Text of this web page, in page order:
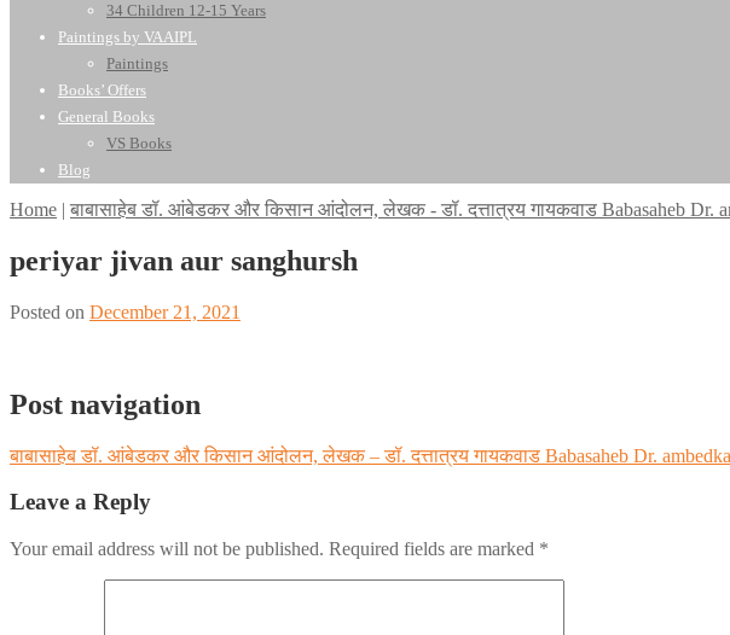
34 Children 12-15 Years
Paintings by VAAIPL
Paintings
Books’ Offers
General Books
VS Books
Blog
Home | बाबासाहेब डॉ. आंबेडकर और किसान आंदोलन, लेखक - डॉ. दत्तात्रय गायकवाड Babasaheb Dr.
periyar jivan aur sanghursh
Posted on December 21, 2021
Post navigation
बाबासाहेब डॉ. आंबेडकर और किसान आंदोलन, लेखक – डॉ. दत्तात्रय गायकवाड Babasaheb Dr.
Leave a Reply
Your email address will not be published. Required fields are marked *